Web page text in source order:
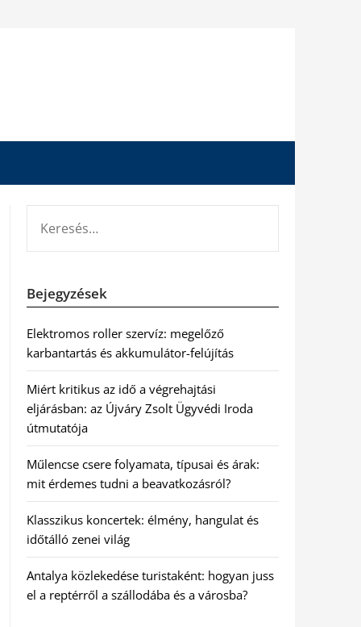
Bejegyzések
Elektromos roller szervíz: megelőző
karbantartás és akkumulátor-felújítás
Miért kritikus az idő a végrehajtási
eljárásban: az Újváry Zsolt Ügyvédi Iroda
útmutatója
Műlencse csere folyamata, típusai és árak:
mit érdemes tudni a beavatkozásról?
Klasszikus koncertek: élmény, hangulat és
időtálló zenei világ
Antalya közlekedése turistaként: hogyan juss
el a reptérről a szállodába és a városba?